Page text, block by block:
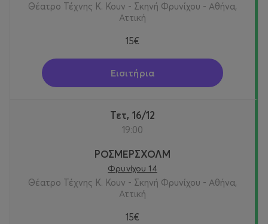
Θέατρο Τέχνης Κ. Κουν - Σκηνή Φρυνίχου - Αθήνα,
Αττική
15€
Εισιτήρια
Τετ, 16/12
19:00
ΡΟΣΜΕΡΣΧΟΛΜ
Φρυνίχου 14
Θέατρο Τέχνης Κ. Κουν - Σκηνή Φρυνίχου - Αθήνα,
Αττική
15€